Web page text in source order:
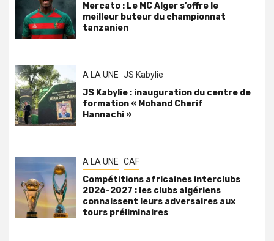
Mercato : Le MC Alger s’offre le
meilleur buteur du championnat
tanzanien
A LA UNE JS Kabylie
JS Kabylie : inauguration du centre de
formation « Mohand Cherif
Hannachi »
A LA UNE CAF
Compétitions africaines interclubs
2026-2027 : les clubs algériens
connaissent leurs adversaires aux
tours préliminaires